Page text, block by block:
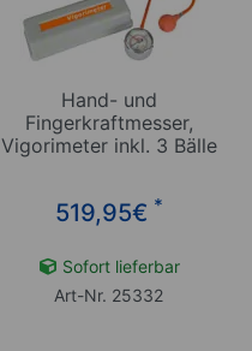
Hand- und
Fingerkraftmesser,
Vigorimeter inkl. 3 Bälle
519,95€ *
Sofort lieferbar
Art-Nr. 25332